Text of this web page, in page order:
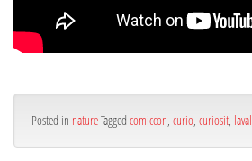
Posted in natureTagged comiccon curio curiosit laval